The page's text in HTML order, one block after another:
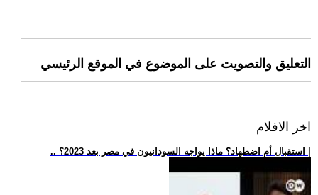
التعليق والتصويت على الموضوع في الموقع الرئيسي
اخر الافلام